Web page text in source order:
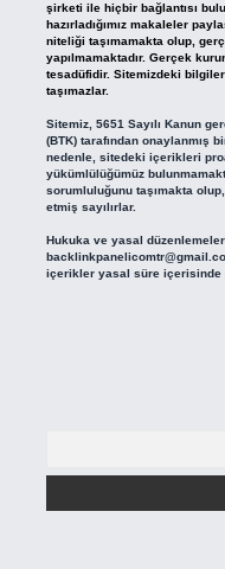
şirketi ile hiçbir bağlantısı
hazırladığımız makaleler
niteliği taşımamakta olup,
yapılmamaktadır. Gerçek
tesadüfidir. Sitemizdeki
taşımazlar.
Sitemiz, 5651 Sayılı Kanun
(BTK) tarafından onaylanmış
nedenle, sitedeki içerikleri
yükümlülüğümüz
sorumluluğunu taşımakta
etmiş sayılırlar.
Hukuka ve yasal
içerikler yasal süre içerisinde